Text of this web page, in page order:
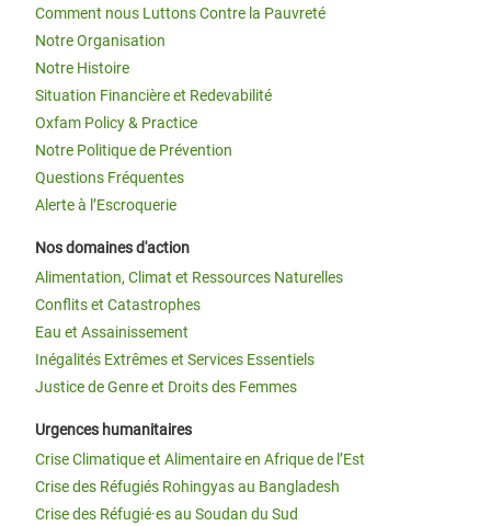
Comment nous Luttons Contre la Pauvreté
Notre Organisation
Notre Histoire
Situation Financière et Redevabilité
Oxfam Policy & Practice
Notre Politique de Prévention
Questions Fréquentes
Alerte à l’Escroquerie
Nos domaines d'action
Alimentation, Climat et Ressources Naturelles
Conflits et Catastrophes
Eau et Assainissement
Inégalités Extrêmes et Services Essentiels
Justice de Genre et Droits des Femmes
Urgences humanitaires
Crise Climatique et Alimentaire en Afrique de l’Est
Crise des Réfugiés Rohingyas au Bangladesh
Crise des Réfugié·es au Soudan du Sud